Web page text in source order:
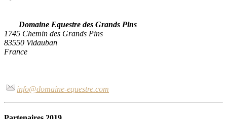
Domaine Equestre des Grands Pins
1745 Chemin des Grands Pins
83550 Vidauban
France
info@domaine-equestre.com